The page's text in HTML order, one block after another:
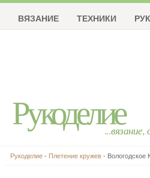
Рукоделие
ВЯЗАНИЕ ТЕХНИКИ
Рукоделие - Плетение кружев - Вологодское